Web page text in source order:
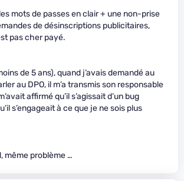
mots de passes en clair + une non-prise
de désinscriptions publicitaires,
pas cher payé.
de 5 ans), quand j’avais demandé au
au DPO, il m’a transmis son responsable
affirmé qu’il s’agissait d’un bug
s’engageait à ce que je ne sois plus
même problème …